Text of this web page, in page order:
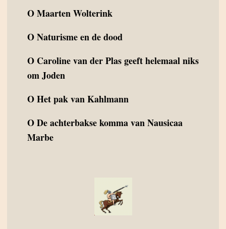
OMaarten Wolterink
ONaturisme en de dood
O Caroline van der Plas geeft helemaal niks
om Joden
OHet pak van Kahlmann
ODe achterbakse komma van Nausicaa
Marbe